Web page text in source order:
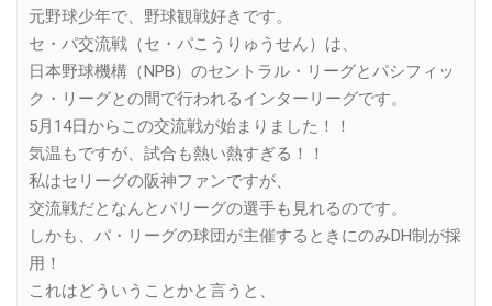
元野球少年で、野球観戦好きです。
セ・パ交流戦（セ・パこうりゅうせん）は、
日本野球機構（NPB）のセントラル・リーグとパシフィッ
ク・リーグとの間で行われるインターリーグです。
5月14日からこの交流戦が始まりました！！
気温もですが、試合も熱い熱すぎる！！
私はセリーグの阪神ファンですが、
交流戦だとなんとパリーグの選手も見れるのです。
しかも、パ・リーグの球団が主催するときにのみDH制が採
用！
これはどういうことかと言うと、